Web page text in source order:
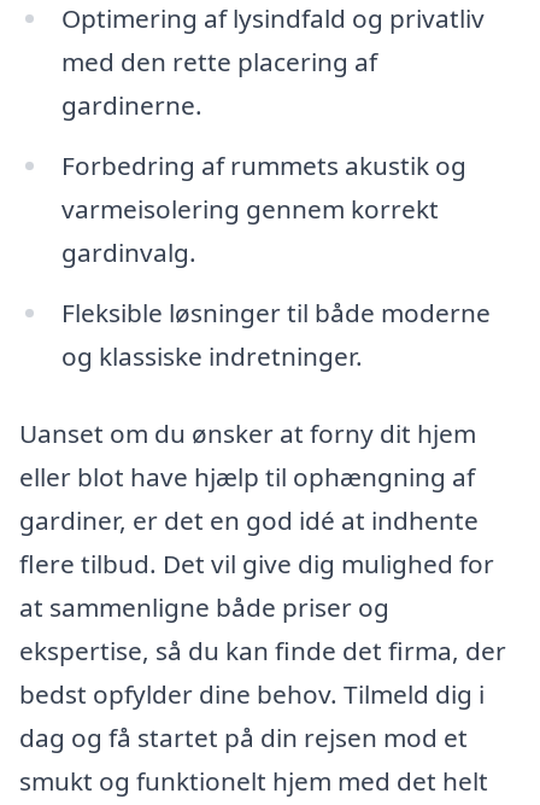
Optimering af lysindfald og privatliv
med den rette placering af
gardinerne.
Forbedring af rummets akustik og
varmeisolering gennem korrekt
gardinvalg.
Fleksible løsninger til både moderne
og klassiske indretninger.
Uanset om du ønsker at forny dit hjem
eller blot have hjælp til ophængning af
gardiner, er det en god idé at indhente
flere tilbud. Det vil give dig mulighed for
at sammenligne både priser og
ekspertise, så du kan finde det firma, der
bedst opfylder dine behov. Tilmeld dig i
dag og få startet på din rejsen mod et
smukt og funktionelt hjem med det helt